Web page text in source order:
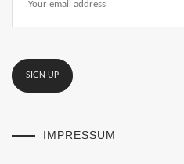
IMPRESSUM